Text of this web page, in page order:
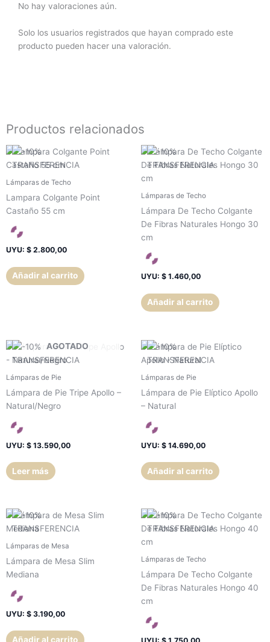
No hay valoraciones aún.
Solo los usuarios registrados que hayan comprado este
producto pueden hacer una valoración.
Productos relacionados
Lámparas de Techo
Lampara Colgante Point
Castaño 55 cm
UYU: $ 2.800,00
Añadir al carrito
Lámparas de Techo
Lámpara De Techo Colgante
De Fibras Naturales Hongo 30
cm
UYU: $ 1.460,00
Añadir al carrito
AGOTADO
Lámparas de Pie
Lámpara de Pie Tripe Apollo –
Natural/Negro
UYU: $ 13.590,00
Leer más
Lámparas de Pie
Lámpara de Pie Elíptico Apollo
– Natural
UYU: $ 14.690,00
Añadir al carrito
Lámparas de Mesa
Lámpara de Mesa Slim
Mediana
UYU: $ 3.190,00
Añadir al carrito
Lámparas de Techo
Lámpara De Techo Colgante
De Fibras Naturales Hongo 40
cm